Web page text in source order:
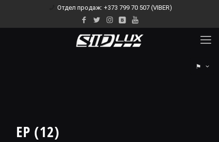
Отдел продаж: +373 799 70 507 (VIBER)
⚑
EP (12)